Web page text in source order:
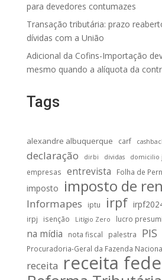
para devedores contumazes
Transação tributária: prazo
dívidas com a União
Adicional da Cofins-Importação
mesmo quando a alíquota da
Tags
alexandre albuquerque carf
declaração dirbi dividas domicilio
empresas entrevista Folha de
imposto imposto de
Informapes iptu irpf
irpj
isenção Litígio Zero lucro
na mídia nota fiscal palestra PIS
Procuradoria-Geral da Fazenda
receita receita